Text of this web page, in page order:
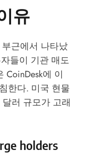
유
근에서 나타났
들이 기관 매도
CoinDesk에 이
한다. 미국 현물
러 규모가 고래
holders